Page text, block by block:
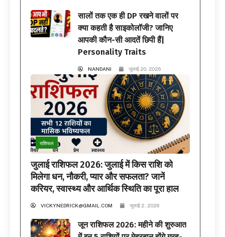
सालों तक एक ही DP रखने वालों पर
क्या कहती है साइकोलॉजी? जानिए
आपकी कौन-सी आदतें छिपी हैं|
Personality Traits
NANDANI जुलाई 20, 2026
राशिफल
जुलाई राशिफल 2026: जुलाई में किस राशि को
मिलेगा धन, नौकरी, प्यार और सफलता? जानें
करियर, स्वास्थ्य और आर्थिक स्थिति का पूरा हाल
VICKYNEDRICK@GMAIL.COM जुलाई 2, 2026
जून राशिफल 2026: महीने की शुरुआत